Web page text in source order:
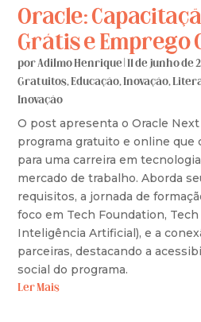
Oracle:
Grátis e Emprego
porAdilmo Henrique| 11 de junho de
Gratuitos,Educação,Inovação,
Inovação
O post apresenta o Oracle
programa gratuito e online que
para uma carreira em
mercado de trabalho. Aborda
requisitos, a jornada de
foco em Tech Foundation, Tech
Inteligência Artificial), e a
parceiras, destacando a
social do programa.
Ler Mais